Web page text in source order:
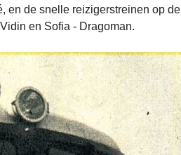
en de snelle reizigerstreinen op de
en Sofia - Dragoman.